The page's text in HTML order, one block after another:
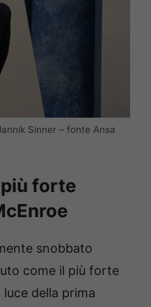
Sinner – fonte Ansa
forte
snobbato
come il più forte
della prima